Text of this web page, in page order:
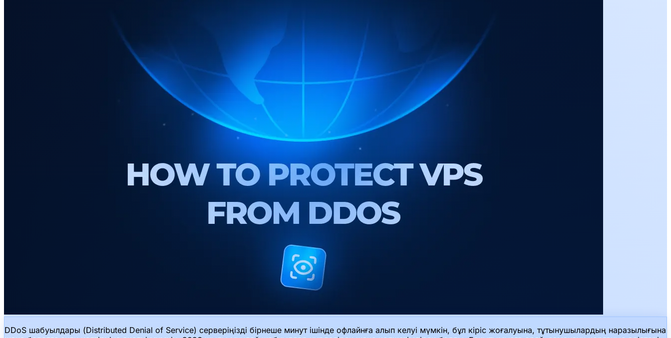
DDoS шабуылдары (Distributed Denial of Service) серверіңізді бірнеше минут ішінде офлайнға алып келуі мүмкін, бұл кіріс жоғалуына, тұтынушылардың наразылығына